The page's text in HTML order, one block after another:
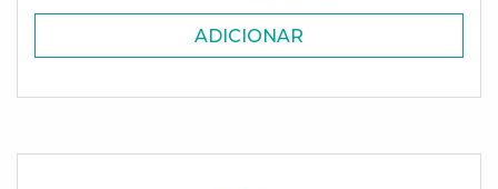
ADICIONAR